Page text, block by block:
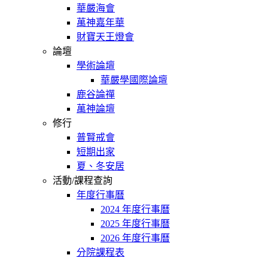
華嚴海會
萬神嘉年華
財寶天王燈會
論壇
學術論壇
華嚴學國際論壇
鹿谷論禪
萬神論壇
修行
普賢戒會
短期出家
夏、冬安居
活動/課程查詢
年度行事曆
2024 年度行事曆
2025 年度行事曆
2026 年度行事曆
分院課程表